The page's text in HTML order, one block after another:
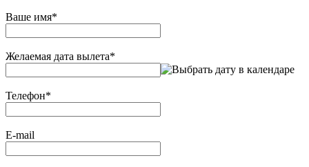
Ваше имя*
Желаемая дата вылета*
Телефон*
E-mail